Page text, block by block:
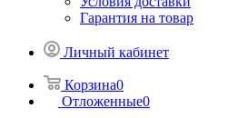
Гарантия на товар
Личный кабинет
Корзина0
Отложенные0